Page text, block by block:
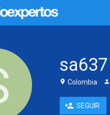
sa637
Colombia
SEGUIR